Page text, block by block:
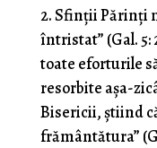
2. Sfinții Părinți
întristat” (Gal. 5:
toate eforturile
resorbite așa-
Bisericii, știind
frământătura”